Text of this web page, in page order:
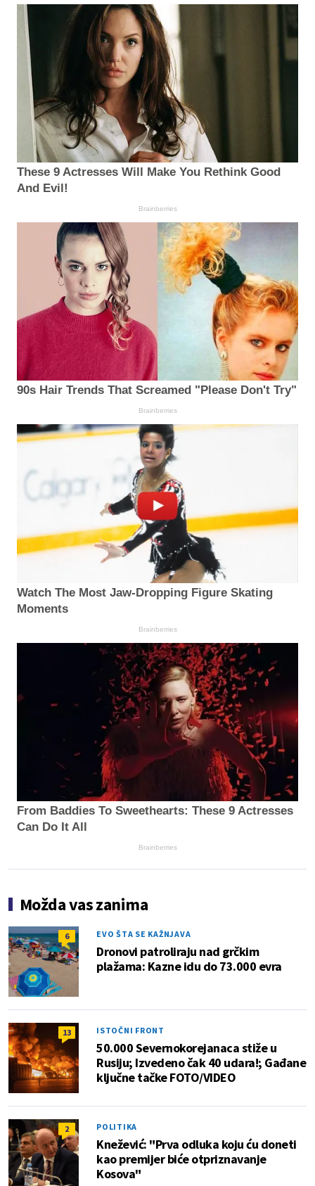
These 9 Actresses Will Make You Rethink Good
And Evil!
Brainberries
90s Hair Trends That Screamed "Please Don't Try"
Brainberries
Watch The Most Jaw‑Dropping Figure Skating
Moments
Brainberries
From Baddies To Sweethearts: These 9 Actresses
Can Do It All
Brainberries
Možda vas zanima
6 EVO ŠTA SE KAŽNJAVA
Dronovi patroliraju nad grčkim
plažama: Kazne idu do 73.000 evra
13 ISTOČNI FRONT
50.000 Severnokorejanaca stiže u
Rusiju; Izvedeno čak 40 udara!; Gađane
ključne tačke FOTO/VIDEO
2 POLITIKA
Knežević: "Prva odluka koju ću doneti
kao premijer biće otpriznavanje
Kosova"